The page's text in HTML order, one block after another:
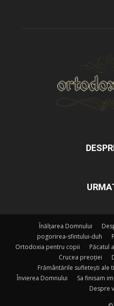
Înălțarea Domnului
pogorirea-sfintului-duh
Ortodoxia pentru copii
Păcatul
Crucea preoției
Frământările sufletești ale
Învierea Domnului
Sa finisam
Despre